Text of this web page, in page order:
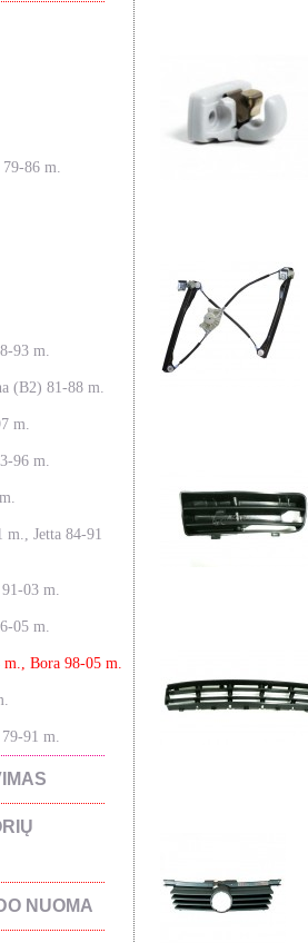
86 m.
93 m.
(B2) 81-88 m.
m.
96 m.
Jetta 84-91
03 m.
05 m.
Bora 98-05 m.
91 m.
NUOMA